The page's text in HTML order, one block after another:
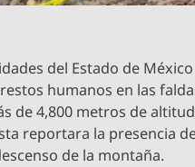
del Estado de México
humanos en las
de 4,800 metros de
reportara la presencia
de la montaña.